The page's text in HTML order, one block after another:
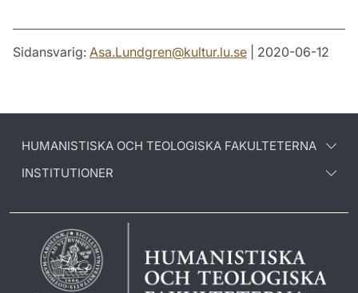
Sidansvarig: Asa.Lundgren@kultur.lu.se | 2020-06-12
HUMANISTISKA OCH TEOLOGISKA FAKULTETERNA
INSTITUTIONER